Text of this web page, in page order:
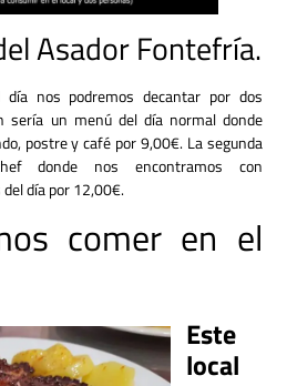
Asador Fontefría.
nos podremos decantar por dos
sería un menú del día normal donde
postre y café por 9,00€. La segunda
donde nos encontramos con
día por 12,00€.
comer en el
Este
local